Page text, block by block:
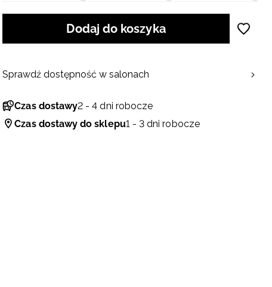
Dodaj do koszyka
Czas dostawy2 - 4 dni robocze
Czas dostawy do sklepu1 - 3 dni robocze
Sprawdź dostępność w salonach